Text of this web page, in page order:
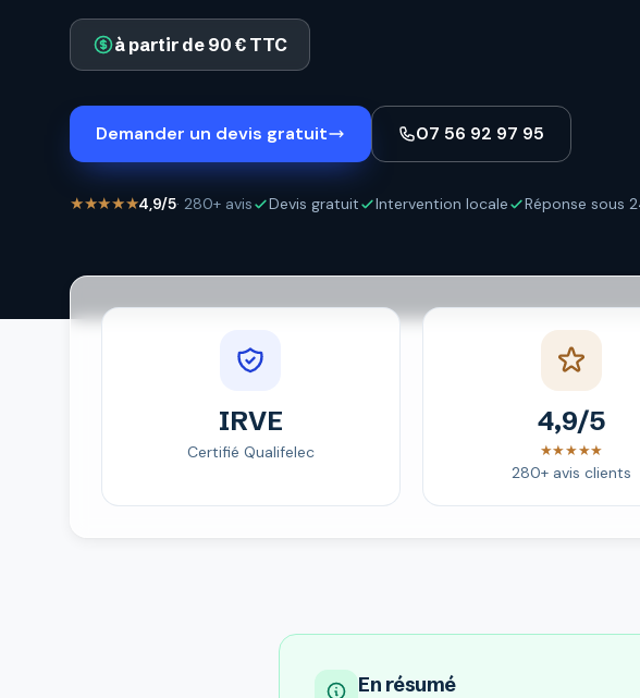
à partir de 90 € TTC
Demander un devis gratuit 07 56 92 97 95
★★★★★4,9/5· 280+ avis Devis gratuit Intervention locale Réponse sous
IRVE
Certifié Qualifelec
4,9/5
★★★★★
280+ avis clients
En résumé